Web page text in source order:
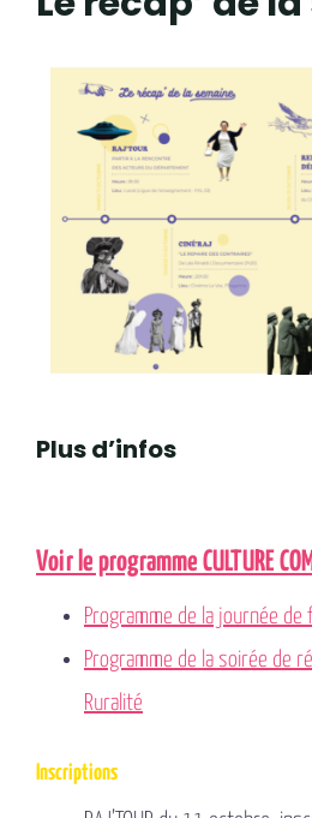
Plus d’infos
Voir le programme CULTURE
Programme de la journée
Programme de la soirée de
Ruralité
Inscriptions